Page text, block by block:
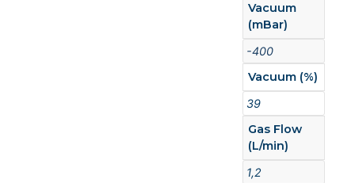
Vacuum
(mBar)
-400
Vacuum (%)
39
Gas Flow
(L/min)
1,2